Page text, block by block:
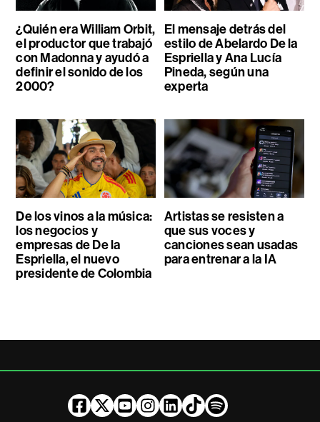
¿Quién era William Orbit,
el productor que trabajó
con Madonna y ayudó a
definir el sonido de los
2000?
El mensaje detrás del
estilo de Abelardo De la
Espriella y Ana Lucía
Pineda, según una
experta
De los vinos a la música:
los negocios y
empresas de De la
Espriella, el nuevo
presidente de Colombia
Artistas se resisten a
que sus voces y
canciones sean usadas
para entrenar a la IA